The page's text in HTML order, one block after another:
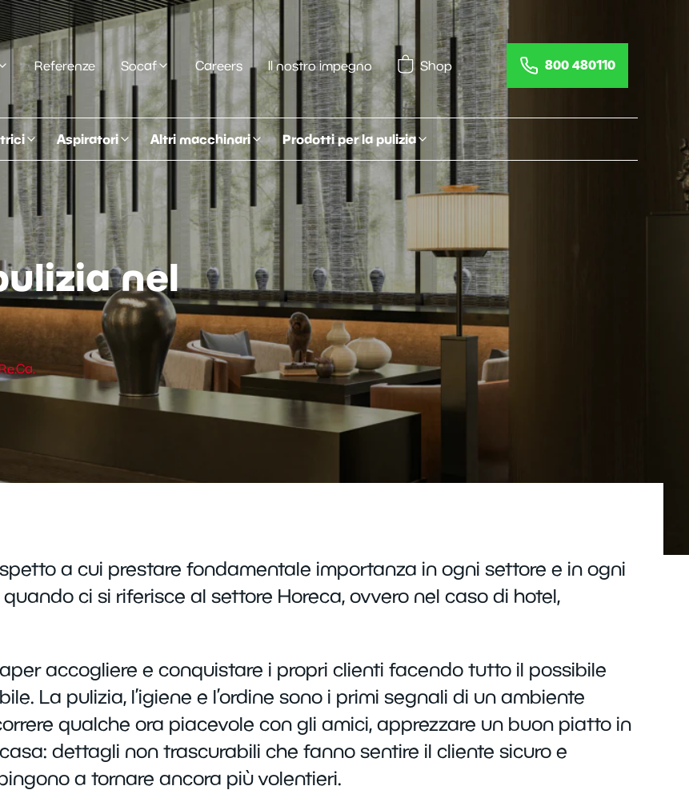
Referenze Socaf Careers Il nostro impegno Shop 800 480110
Aspiratori Altri macchinari Prodotti per la pulizia
nel
a cui prestare fondamentale importanza in ogni settore e in ogni
ci si riferisce al settore Horeca, ovvero nel caso di hotel,
accogliere e conquistare i propri clienti facendo tutto il possibile
La pulizia, l’igiene e l’ordine sono i primi segnali di un ambiente
qualche ora piacevole con gli amici, apprezzare un buon piatto in
dettagli non trascurabili che fanno sentire il cliente sicuro e
a tornare ancora più volentieri.